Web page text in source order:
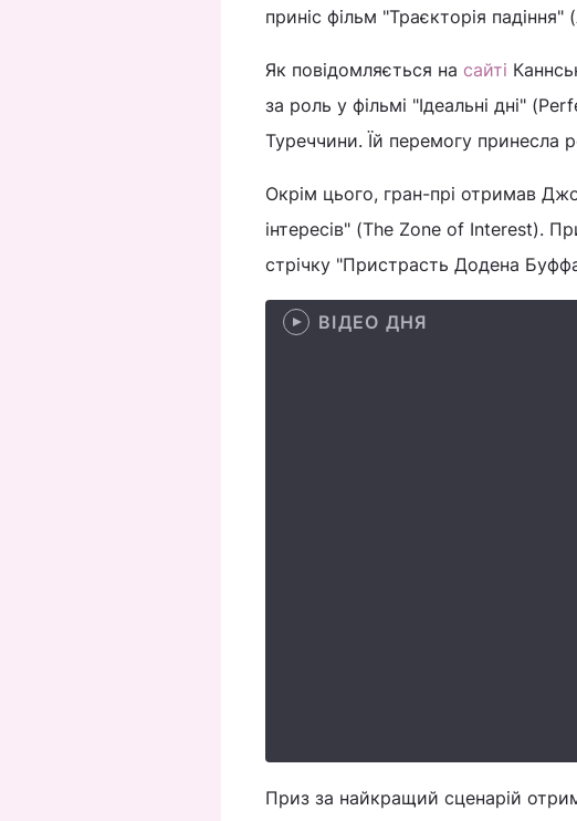
приніс фільм "Траєкторія
Як повідомляється на сайті
за роль у фільмі "Ідеальні дні"
Туреччини. Їй перемогу принесла
Окрім цього, гран-прі отримав
інтересів" (The Zone of Interest).
стрічку "Пристрасть Додена
ВІДЕО ДНЯ
Приз за найкращий сценарій